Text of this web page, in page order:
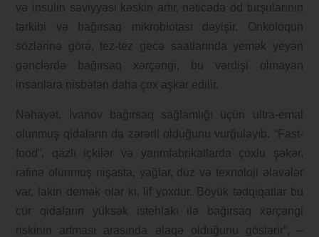
və insulin səviyyəsi kəskin artır, nəticədə öd turşularının
tərkibi və bağırsaq mikrobiotası dəyişir. Onkoloqun
sözlərinə görə, tez-tez gecə saatlarında yemək yeyən
gənclərdə bağırsaq xərçəngi, bu vərdişi olmayan
insanlara nisbətən daha çox aşkar edilir.
Nəhayət, İvanov bağırsaq sağlamlığı üçün ultra-emal
olunmuş qidaların da zərərli olduğunu vurğulayıb. “Fast-
food”, qazlı içkilər və yarımfabrikatlarda çoxlu şəkər,
rafinə olunmuş nişasta, yağlar, duz və texnoloji əlavələr
var, lakin demək olar ki, lif yoxdur. Böyük tədqiqatlar bu
cür qidaların yüksək istehlakı ilə bağırsaq xərçəngi
riskinin artması arasında əlaqə olduğunu göstərir”, –